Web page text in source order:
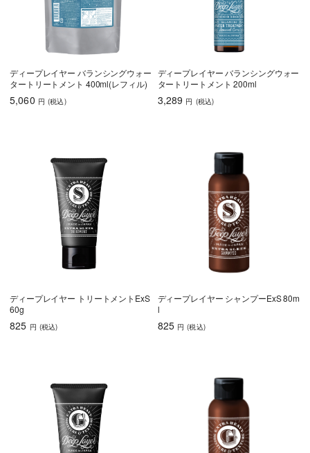
ディープレイヤー バランシングウォー
タートリートメント 400ml(レフィル)
5,060 円 (税込)
ディープレイヤー バランシングウォー
タートリートメント 200ml
3,289 円 (税込)
ディープレイヤー トリートメントExS
60g
825 円 (税込)
ディープレイヤー シャンプーExS 80m
l
825 円 (税込)